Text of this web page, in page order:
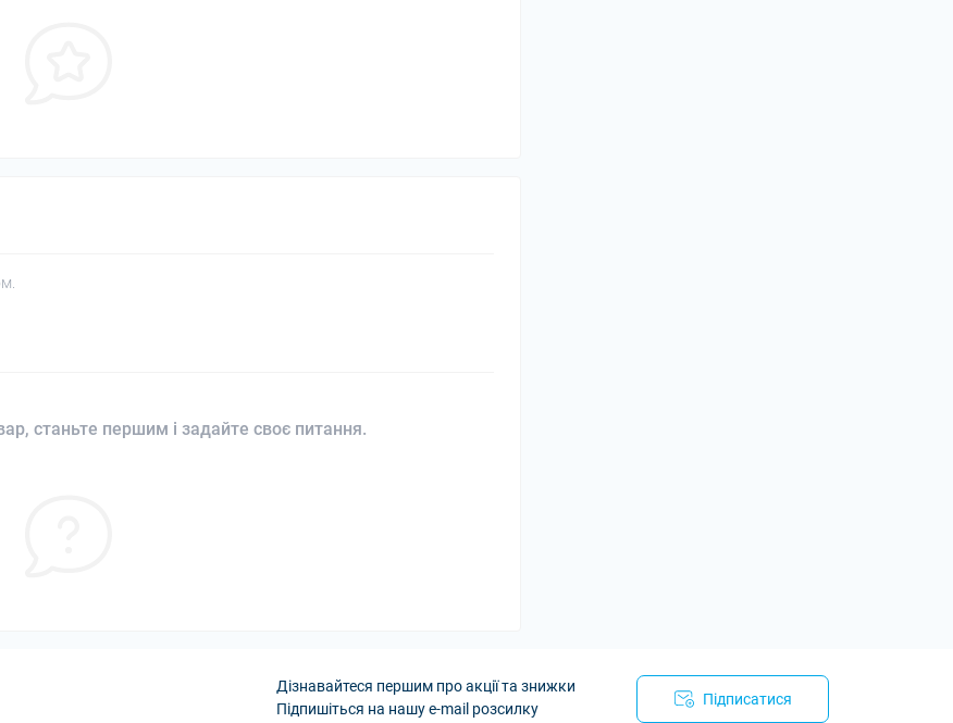
станьте першим і задайте своє питання.
Дізнавайтеся першим про акції та знижки
Підпишіться на нашу e-mail розсилку
Підписатися